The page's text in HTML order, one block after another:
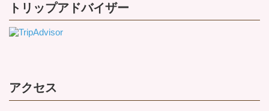
トリップアドバイザー
アクセス